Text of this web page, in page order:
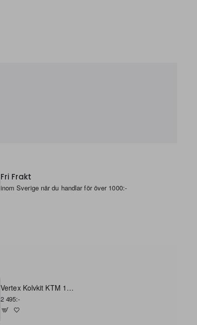
Fri Frakt
inom Sverige när du handlar för över 1000:-
Vertex Kolvkit KTM 125 SX 2023-2026 B - 53,95
2 495:-